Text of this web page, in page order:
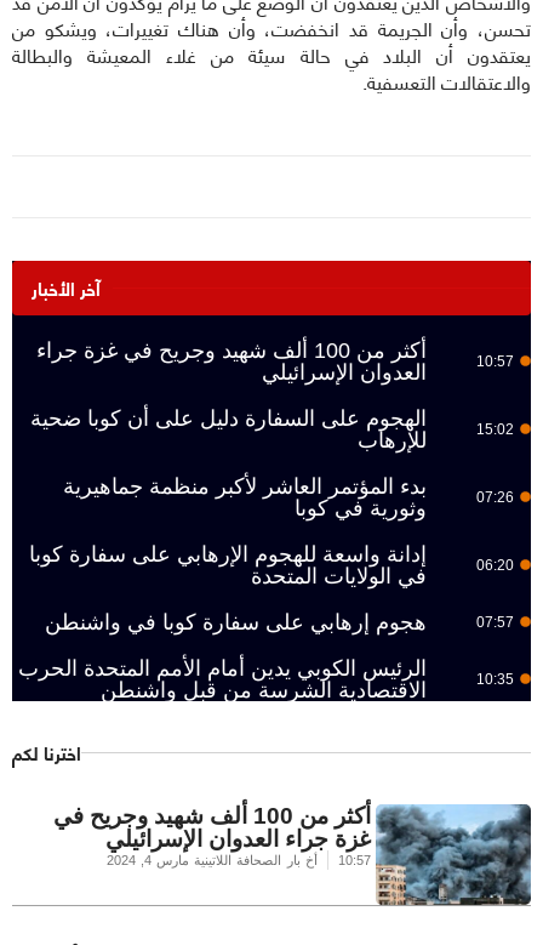
تحسن، وأن الجريمة قد انخفضت، وأن هناك تغييرات، ويشكو من
يعتقدون أن البلاد في حالة سيئة من غلاء المعيشة والبطالة
والاعتقالات التعسفية.
آخر الأخبار
10:57
أكثر من 100 ألف شهيد وجريح في غزة جراء
العدوان الإسرائيلي
15:02
الهجوم على السفارة دليل على أن كوبا ضحية
للإرهاب
07:26
بدء المؤتمر العاشر لأكبر منظمة جماهيرية
وثورية في كوبا
06:20
إدانة واسعة للهجوم الإرهابي على سفارة كوبا
في الولايات المتحدة
07:57 هجوم إرهابي على سفارة كوبا في واشنطن
10:35
الرئيس الكوبي يدين أمام الأمم المتحدة الحرب
الاقتصادية الشرسة من قبل واشنطن
اخترنا لكم
أكثر من 100 ألف شهيد وجريح في
غزة جراء العدوان الإسرائيلي
10:57 أخ بار الصحافة اللاتينية مارس 4, 2024